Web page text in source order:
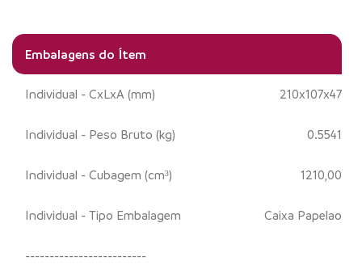
Embalagens do Ítem
Individual - CxLxA (mm) 210x107x47
Individual - Peso Bruto (kg) 0.5541
Individual - Cubagem (cm³) 1210,00
Individual - Tipo Embalagem Caixa Papelao
-------------------------